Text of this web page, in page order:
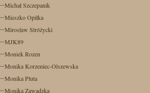
Michał Szczepanik
Mieszko Opiłka
Mirosław Stróżycki
MJK89
Moniek Rozen
Monika Korzeniec-Olszewska
Monika Pluta
Monika Zawadzka